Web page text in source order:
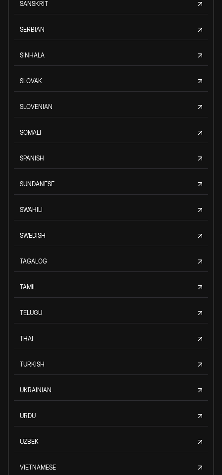
SANSKRIT
SERBIAN
SINHALA
SLOVAK
SLOVENIAN
SOMALI
SPANISH
SUNDANESE
SWAHILI
SWEDISH
TAGALOG
TAMIL
TELUGU
THAI
TURKISH
UKRAINIAN
URDU
UZBEK
VIETNAMESE